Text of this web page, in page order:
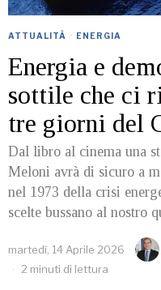
ATTUALITÀ · ENERGIA
Energia e
sottile che ci
tre giorni del
Dal libro al cinema una
Meloni avrà di sicuro a
nel 1973 della crisi
scelte bussano al nostro
martedì, 14 Aprile 2026
2 minuti di lettura